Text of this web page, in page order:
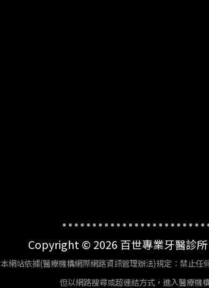
Copyright © 2026 百世專業牙醫診
本網站依據(醫療機構網際網路資訊管理辦法)規定：禁止任
但以網路搜尋或超連結方式，進入醫療機